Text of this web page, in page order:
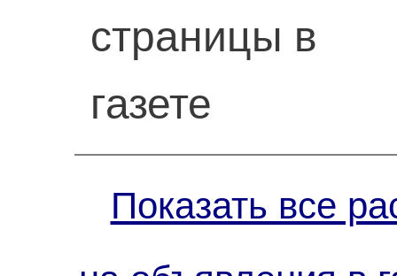
страницы в
газете
Показать все